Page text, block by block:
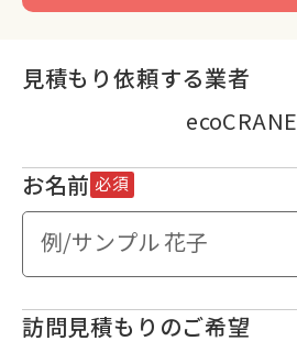
見積もり依頼する業者
ecoCRANE
お名前 必須
訪問見積もりのご希望